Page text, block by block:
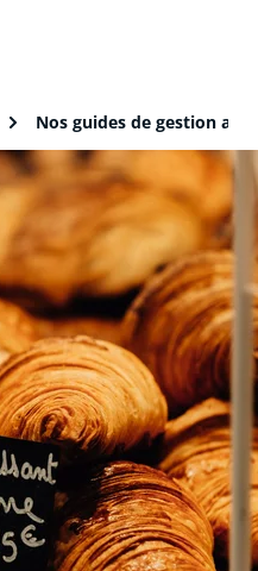
Nos guides de gestion au